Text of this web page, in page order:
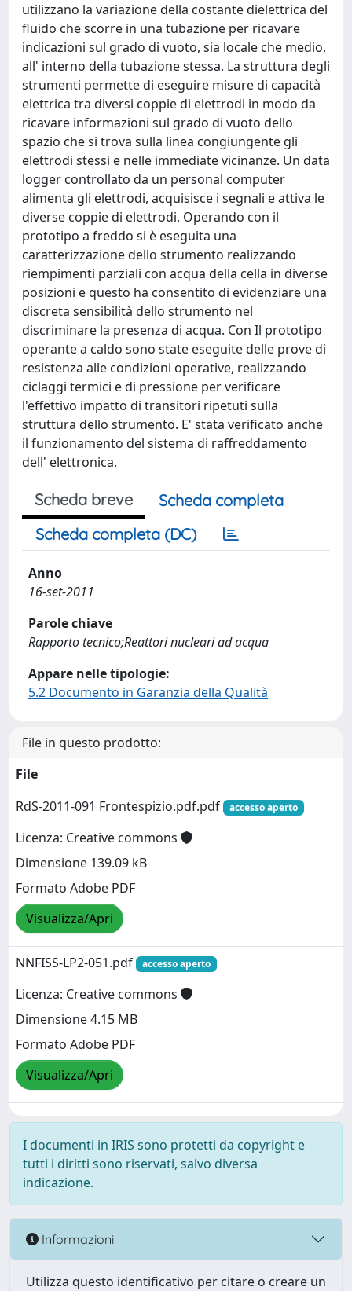
utilizzano la variazione della costante dielettrica del
fluido che scorre in una tubazione per ricavare
indicazioni sul grado di vuoto, sia locale che medio,
all' interno della tubazione stessa. La struttura degli
strumenti permette di eseguire misure di capacità
elettrica tra diversi coppie di elettrodi in modo da
ricavare informazioni sul grado di vuoto dello
spazio che si trova sulla linea congiungente gli
elettrodi stessi e nelle immediate vicinanze. Un data
logger controllato da un personal computer
alimenta gli elettrodi, acquisisce i segnali e attiva le
diverse coppie di elettrodi. Operando con il
prototipo a freddo si è eseguita una
caratterizzazione dello strumento realizzando
riempimenti parziali con acqua della cella in diverse
posizioni e questo ha consentito di evidenziare una
discreta sensibilità dello strumento nel
discriminare la presenza di acqua. Con Il prototipo
operante a caldo sono state eseguite delle prove di
resistenza alle condizioni operative, realizzando
ciclaggi termici e di pressione per verificare
l'effettivo impatto di transitori ripetuti sulla
struttura dello strumento. E' stata verificato anche
il funzionamento del sistema di raffreddamento
dell' elettronica.
Scheda breve
Scheda completa
Scheda completa (DC)
Anno
16-set-2011
Parole chiave
Rapporto tecnico;Reattori nucleari ad acqua
Appare nelle tipologie:
5.2 Documento in Garanzia della Qualità
File in questo prodotto:
File
RdS-2011-091 Frontespizio.pdf.pdf
accesso aperto
Licenza: Creative commons
Dimensione 139.09 kB
Formato Adobe PDF
Visualizza/Apri
NNFISS-LP2-051.pdf accesso aperto
Licenza: Creative commons
Dimensione 4.15 MB
Formato Adobe PDF
Visualizza/Apri
I documenti in IRIS sono protetti da copyright e
tutti i diritti sono riservati, salvo diversa
indicazione.
Informazioni
Utilizza questo identificativo per citare o creare un